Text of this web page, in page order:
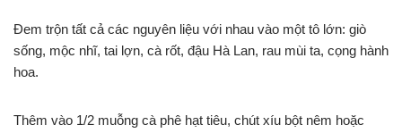
Đem trộn tất cả các nguyên liệu với nhau vào một tô lớn: giò
sống, mộc nhĩ, tai lợn, cà rốt, đậu Hà Lan, rau mùi ta, cọng hành
hoa.
Thêm vào 1/2 muỗng cà phê hạt tiêu, chút xíu bột nêm hoặc